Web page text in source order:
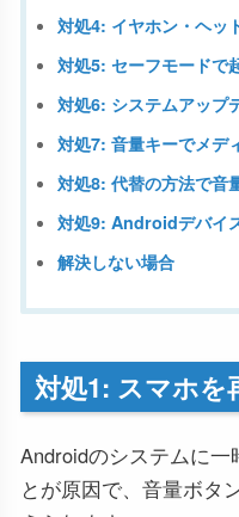
対処4: イヤホン・ヘッ
対処5: セーフモードで
対処6: システムアップ
対処7: 音量キーでメデ
対処8: 代替の方法で音
対処9: Androidデバイ
解決しない場合
対処1: スマホを
Androidのシステムに
とが原因で、音量ボタ